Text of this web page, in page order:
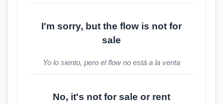
I'm sorry, but the flow is not for
sale
Yo lo siento, pero el flow no está a la venta
No, it's not for sale or rent